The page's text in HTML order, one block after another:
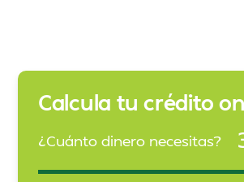
Calcula tu crédito
¿Cuánto dinero necesitas?